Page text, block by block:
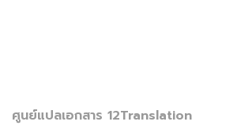
ศูนย์แปลเอกสาร 12Translation